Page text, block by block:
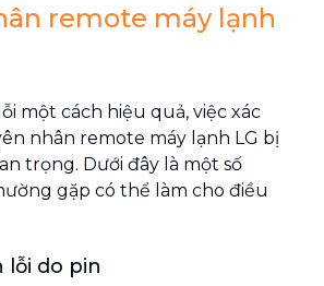
remote máy lạnh
một cách hiệu quả, việc xác
nhân remote máy lạnh LG bị
trọng. Dưới đây là một số
gặp có thể làm cho điều
lỗi do pin